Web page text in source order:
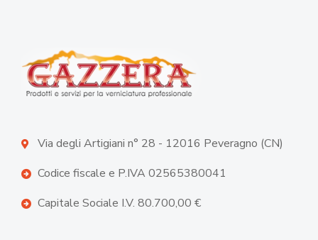
Via degli Artigiani n° 28 - 12016 Peveragno (CN)
Codice fiscale e P.IVA 02565380041
Capitale Sociale I.V. 80.700,00 €